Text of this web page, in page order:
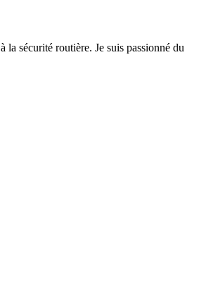
la sécurité routière. Je suis passionné du